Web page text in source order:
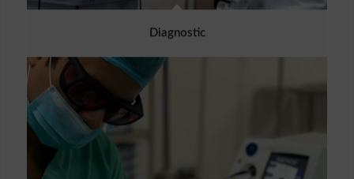
Diagnostic